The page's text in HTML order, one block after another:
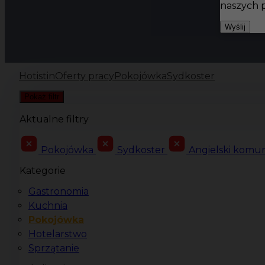
HotistinOferty pracy PokojówkaSydkoster
Pokaż filtr
Aktualne filtry
Pokojówka Sydkoster
Angielski
Kategorie
Gastronomia
Kuchnia
Pokojówka
Hotelarstwo
Sprzątanie
naszych
Wyślij